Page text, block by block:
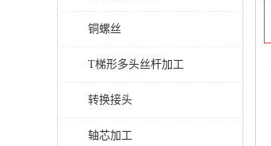
铜螺丝
T梯形多头丝杆加工
转换接头
轴芯加工